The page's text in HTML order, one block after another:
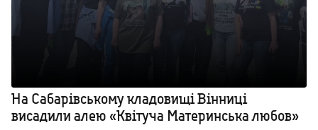
На Сабарівському кладовищі Вінниці
висадили алею «Квітуча Материнська любов»